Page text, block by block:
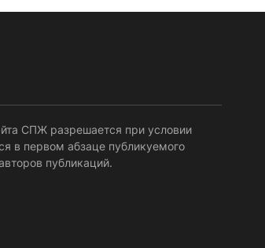
СПЖ разрешается при условии
в первом абзаце публикуемого
публикаций.